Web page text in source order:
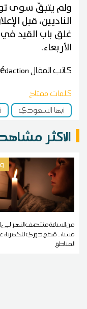
ولم يتبقّ سوى
الناديين، قبل
غلق باب القيد
الأربعاء.
كاتب المقال
كلمات مفتاح
أبها السعودي
الاكثر
من الساعة منتصف النهار
مساء.. قطع دوري للكهرباء
المناطق